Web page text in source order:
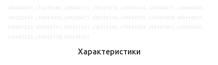
Характеристики